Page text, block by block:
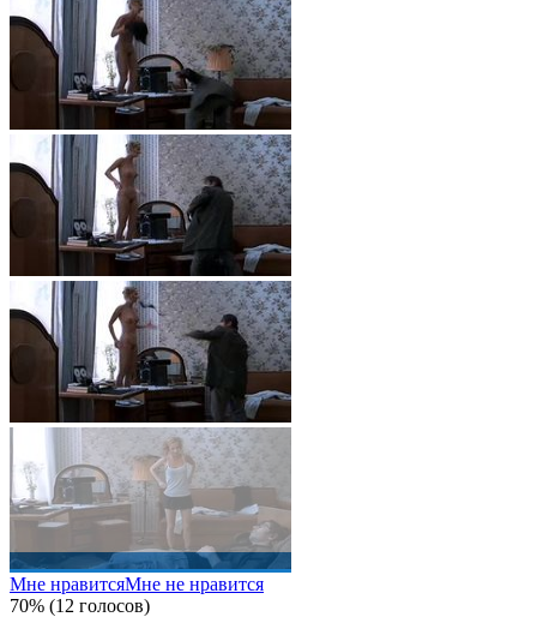
Мне нравитсяМне не нравится
70% (12 голосов)